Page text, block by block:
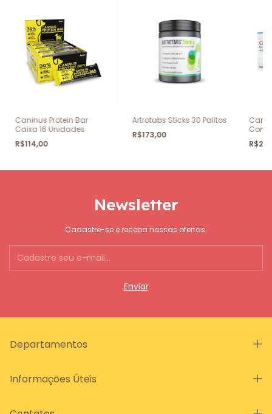
Caninus Protein Bar
Caixa 16 Unidades
R$114,00
Artrotabs Sticks 30 Palitos
R$173,00
Newsletter
Cadastre-se e receba nossas ofertas.
Departamentos
Informações Úteis